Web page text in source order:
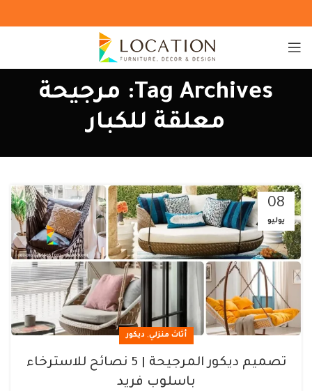
Tag Archives: مرجيحة
معلقة للكبار
08
يوليو
أثاث منزلي, ديكور
تصميم ديكور المرجيحة | 5 نصائح للاسترخاء
باسلوب فريد